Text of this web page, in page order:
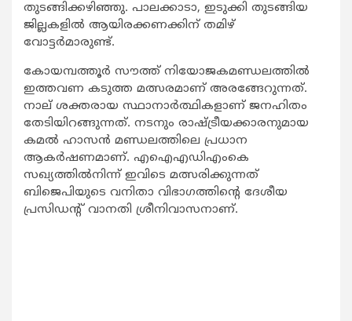
തുടങ്ങിക്കഴിഞ്ഞു. പാലക്കാടാ, ഇടുക്കി തുടങ്ങിയ
ജില്ലകളില്‍ ആയിരക്കണക്കിന് തമിഴ്
വോട്ടര്‍മാരുണ്ട്.
കോയമ്പത്തൂര്‍ സൗത്ത് നിയോജകമണ്ഡലത്തില്‍
ഇത്തവണ കടുത്ത മത്സരമാണ് അരങ്ങേറുന്നത്.
നാല് ശക്തരായ സ്ഥാനാര്‍ത്ഥികളാണ് ജനഹിതം
തേടിയിറങ്ങുന്നത്. നടനും രാഷ്ട്രീയക്കാരനുമായ
കമല്‍ ഹാസന്‍ മണ്ഡലത്തിലെ പ്രധാന
ആകര്‍ഷണമാണ്. എഐഎഡിഎംകെ
സഖ്യത്തില്‍നിന്ന് ഇവിടെ മത്സരിക്കുന്നത്
ബിജെപിയുടെ വനിതാ വിഭാഗത്തിന്‍റെ ദേശീയ
പ്രസിഡന്‍റ് വാനതി ശ്രീനിവാസനാണ്.